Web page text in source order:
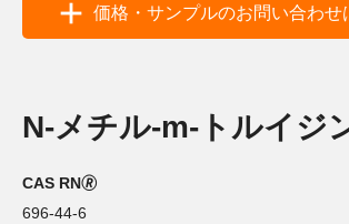
価格・サンプルのお問い合わせ
N-メチル-m-トルイジ
CAS RN🄬
696-44-6